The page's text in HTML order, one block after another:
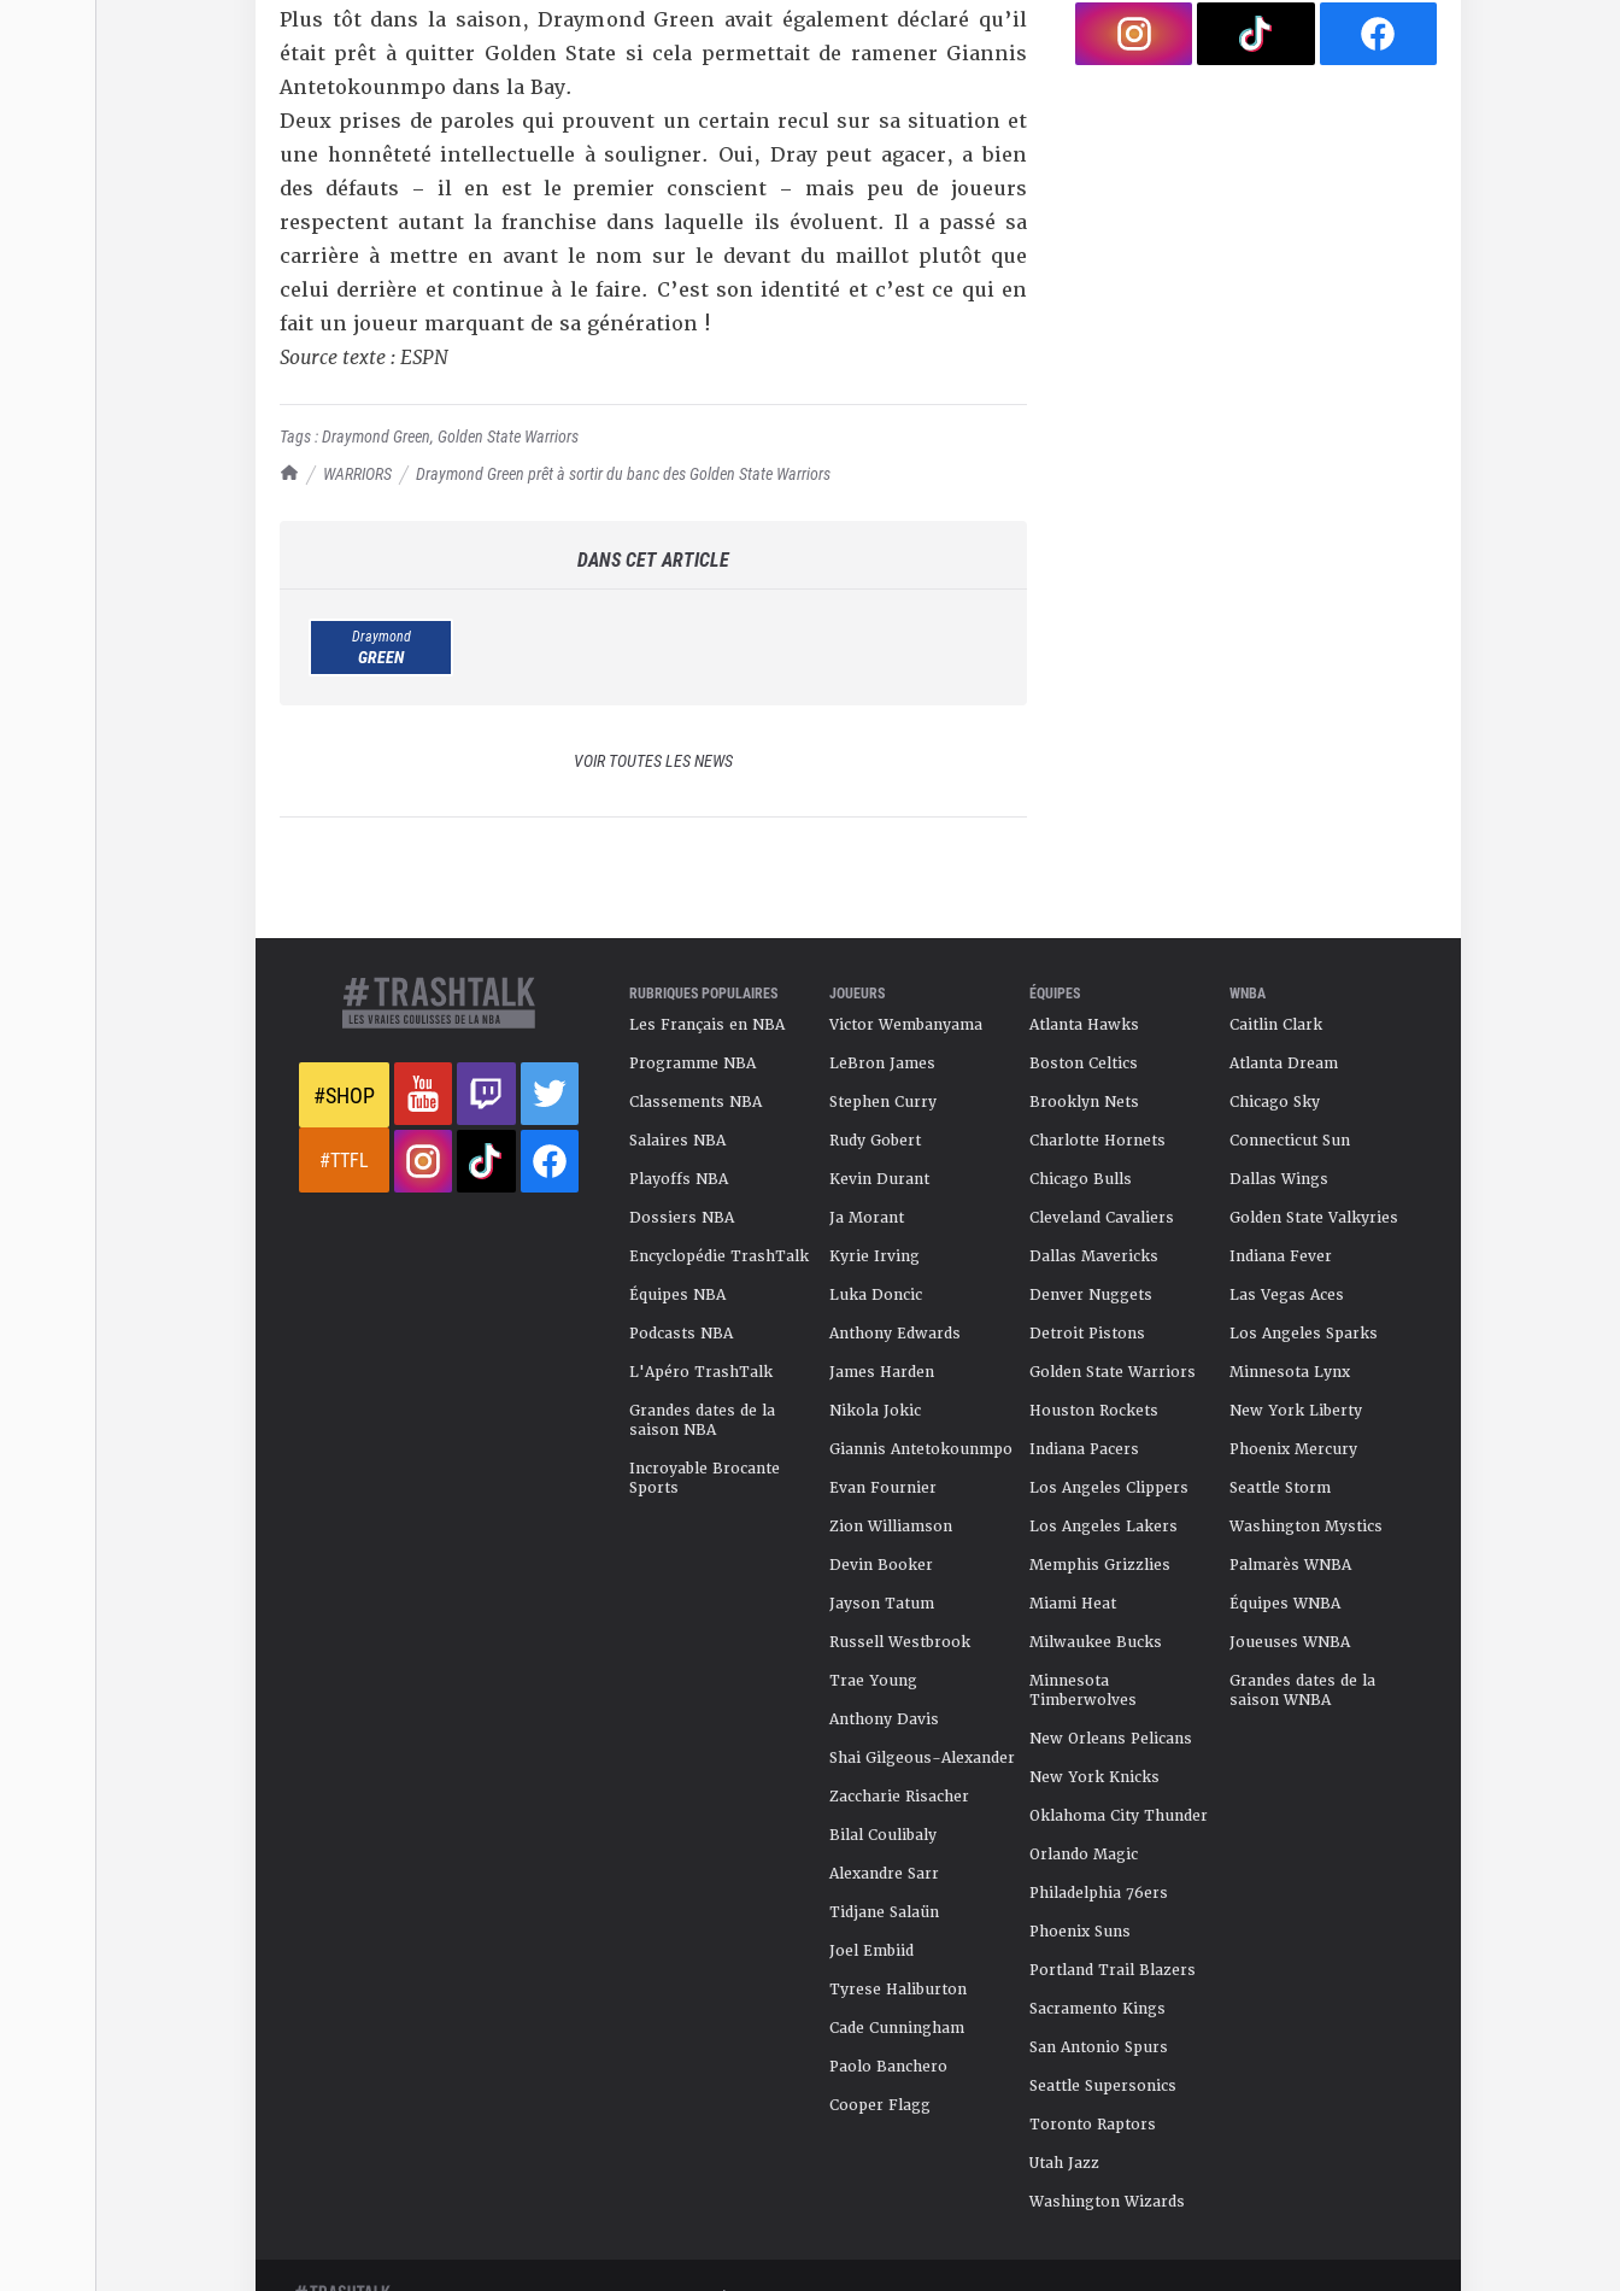
TrashTalk Actu NBA
WARRIORS Draymond Green prêt à sortir du banc des Golden State Warriors
Plus tôt dans la saison, Draymond Green avait également déclaré qu’il
était prêt à quitter Golden State si cela permettait de ramener Giannis
Antetokounmpo dans la Bay.
Deux prises de paroles qui prouvent un certain recul sur sa situation et
une honnêteté intellectuelle à souligner. Oui, Dray peut agacer, a bien
des défauts – il en est le premier conscient – mais peu de joueurs
respectent autant la franchise dans laquelle ils évoluent. Il a passé sa
carrière à mettre en avant le nom sur le devant du maillot plutôt que
celui derrière et continue à le faire. C’est son identité et c’est ce qui en
fait un joueur marquant de sa génération !
Source texte : ESPN
Tags :Draymond Green, Golden State Warriors
DANS CET ARTICLE
Draymond
GREEN
VOIR TOUTES LES NEWS
#SHOP
#TTFL
RUBRIQUES POPULAIRES
Les Français en NBA
Programme NBA
Classements NBA
Salaires NBA
Playoffs NBA
Dossiers NBA
Encyclopédie TrashTalk
Équipes NBA
Podcasts NBA
L'Apéro TrashTalk
Grandes dates de la
saison NBA
Incroyable Brocante
Sports
JOUEURS
Victor Wembanyama
LeBron James
Stephen Curry
Rudy Gobert
Kevin Durant
Ja Morant
Kyrie Irving
Luka Doncic
Anthony Edwards
James Harden
Nikola Jokic
Giannis Antetokounmpo
Evan Fournier
Zion Williamson
Devin Booker
Jayson Tatum
Russell Westbrook
Trae Young
Anthony Davis
Shai Gilgeous-Alexander
Zaccharie Risacher
Bilal Coulibaly
Alexandre Sarr
Tidjane Salaün
Joel Embiid
Tyrese Haliburton
Cade Cunningham
Paolo Banchero
Cooper Flagg
ÉQUIPES
Atlanta Hawks
Boston Celtics
Brooklyn Nets
Charlotte Hornets
Chicago Bulls
Cleveland Cavaliers
Dallas Mavericks
Denver Nuggets
Detroit Pistons
Golden State Warriors
Houston Rockets
Indiana Pacers
Los Angeles Clippers
Los Angeles Lakers
Memphis Grizzlies
Miami Heat
Milwaukee Bucks
Minnesota
Timberwolves
New Orleans Pelicans
New York Knicks
Oklahoma City Thunder
Orlando Magic
Philadelphia 76ers
Phoenix Suns
Portland Trail Blazers
Sacramento Kings
San Antonio Spurs
Seattle Supersonics
Toronto Raptors
Utah Jazz
Washington Wizards
WNBA
Caitlin Clark
Atlanta Dream
Chicago Sky
Connecticut Sun
Dallas Wings
Golden State Valkyries
Indiana Fever
Las Vegas Aces
Los Angeles Sparks
Minnesota Lynx
New York Liberty
Phoenix Mercury
Seattle Storm
Washington Mystics
Palmarès WNBA
Équipes WNBA
Joueuses WNBA
Grandes dates de la
saison WNBA